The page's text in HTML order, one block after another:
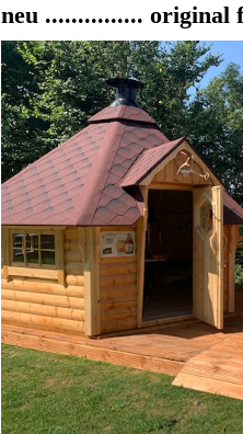
neu ............... original